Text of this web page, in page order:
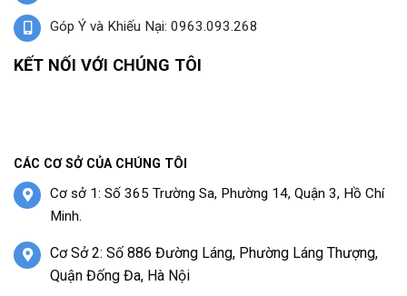
Góp Ý và Khiếu Nại: 0963.093.268
KẾT NỐI VỚI CHÚNG TÔI
CÁC CƠ SỞ CỦA CHÚNG TÔI
Cơ sở 1: Số 365 Trường Sa, Phường 14, Quận 3, Hồ Chí
Minh.
Cơ Sở 2: Số 886 Đường Láng, Phường Láng Thượng,
Quận Đống Đa, Hà Nội